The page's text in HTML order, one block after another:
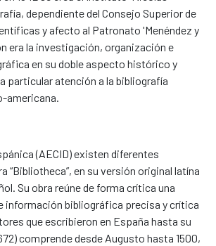
dependiente del Consejo Superior de
y afecto al Patronato 'Menéndez y
era la investigación, organización e
en su doble aspecto histórico y
particular atención a la bibliografía
americana.
(AECID) existen diferentes
“Bibliotheca”, en su versión original latína
Su obra reúne de forma crítica una
información bibliográfica precisa y crítica
que escribieron en España hasta su
comprende desde Augusto hasta 1500,